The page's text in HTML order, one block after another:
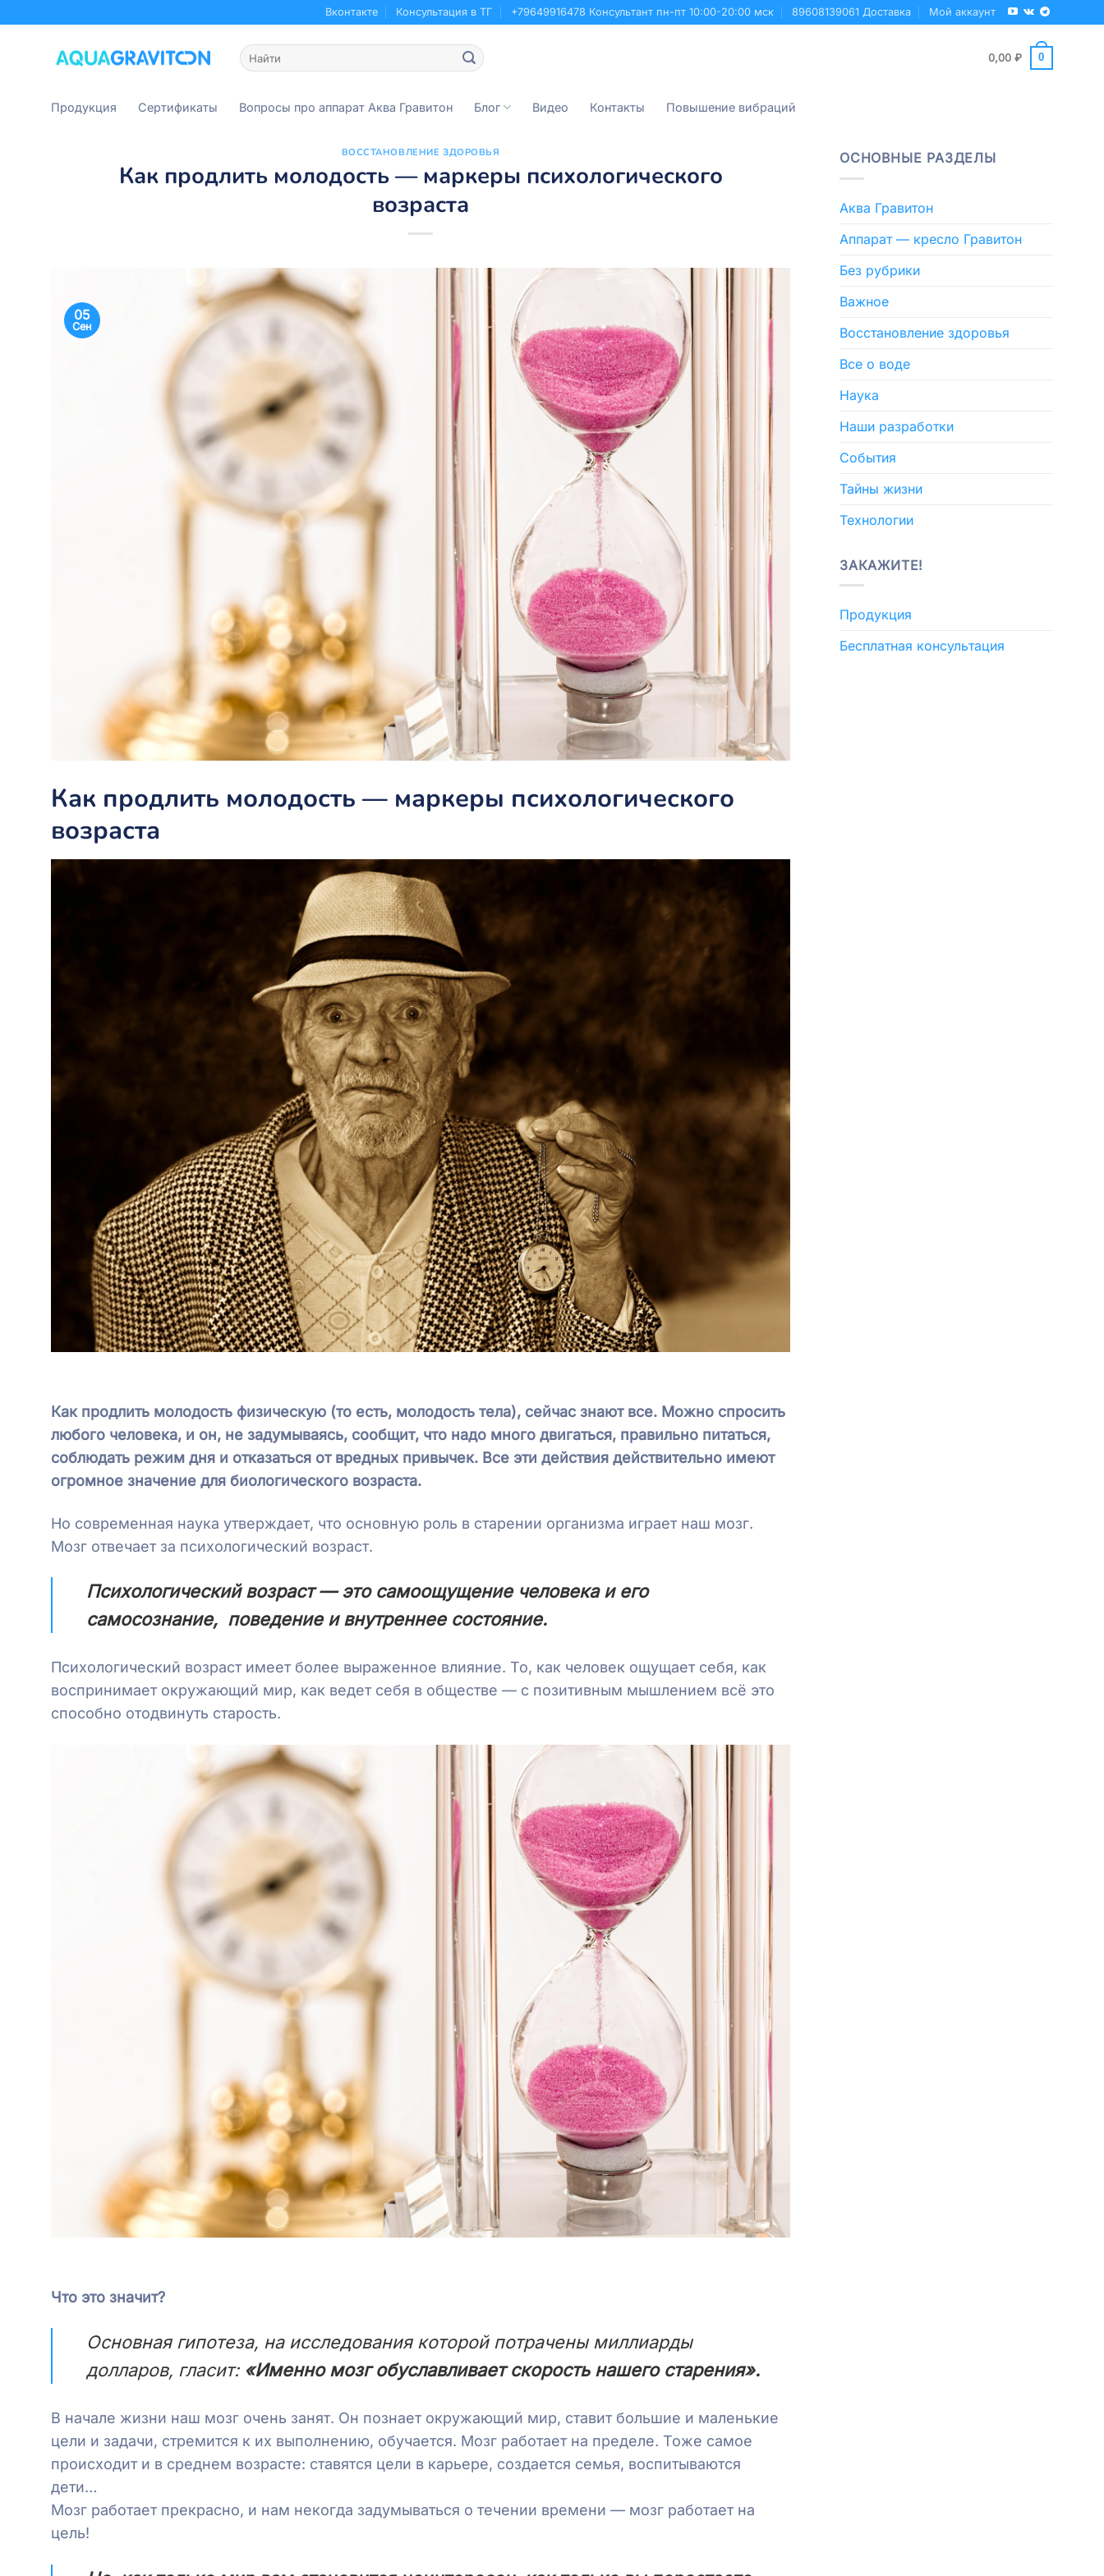
to
Вконтакте Консультация в ТГ +79649916478 Консультант пн-пт 10:00-20:00 мск 89608139061 Доставка Мой аккаунт
Искать:
0,00 ₽ 0
Продукция Сертификаты Вопросы про аппарат Аква Гравитон Блог Видео Контакты Повышение вибраций
ВОССТАНОВЛЕНИЕ ЗДОРОВЬЯ
Как продлить молодость — маркеры психологического
возраста
05
Сен
Как продлить молодость — маркеры психологического
возраста
Как продлить молодость физическую (то есть, молодость тела), сейчас знают все. Можно спросить
любого человека, и он, не задумываясь, сообщит, что надо много двигаться, правильно питаться,
соблюдать режим дня и отказаться от вредных привычек. Все эти действия действительно имеют
огромное значение для биологического возраста.
Но современная наука утверждает, что основную роль в старении организма играет наш мозг.
Мозг отвечает за психологический возраст.
Психологический возраст — это самоощущение человека и его
самосознание, поведение и внутреннее состояние.
Психологический возраст имеет более выраженное влияние. То, как человек ощущает себя, как
воспринимает окружающий мир, как ведет себя в обществе — с позитивным мышлением всё это
способно отодвинуть старость.
Что это значит?
Основная гипотеза, на исследования которой потрачены миллиарды
долларов, гласит:«Именно мозг обуславливает скорость нашего старения».
В начале жизни наш мозг очень занят. Он познает окружающий мир, ставит большие и маленькие
цели и задачи, стремится к их выполнению, обучается. Мозг работает на пределе. Тоже самое
происходит и в среднем возрасте: ставятся цели в карьере, создается семья, воспитываются
дети…
Мозг работает прекрасно, и нам некогда задумываться о течении времени — мозг работает на
цель!
ОСНОВНЫЕ РАЗДЕЛЫ
Аква Гравитон
Аппарат — кресло Гравитон
Без рубрики
Важное
Восстановление здоровья
Все о воде
Наука
Наши разработки
События
Тайны жизни
Технологии
ЗАКАЖИТЕ!
Продукция
Бесплатная консультация